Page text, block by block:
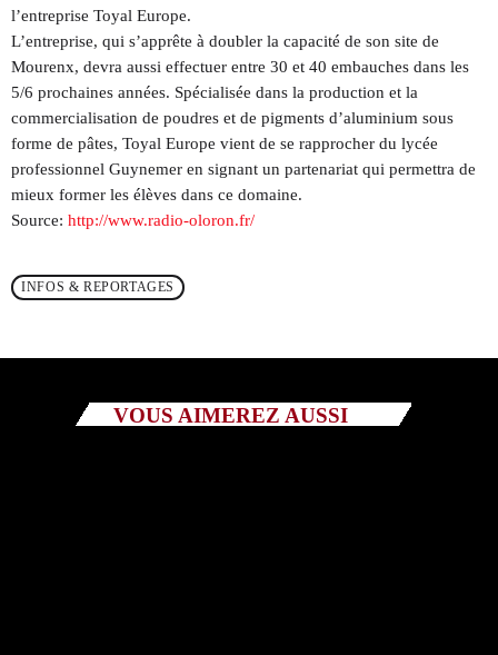
octobre 2025
septembre 2025
août 2025
Catégories
Non catégorisé
l’entreprise Toyal Europe.
L’entreprise, qui s’apprête à doubler la capacité de son site de
Mourenx, devra aussi effectuer entre 30 et 40 embauches dans les
5/6 prochaines années. Spécialisée dans la production et la
commercialisation de poudres et de pigments d’aluminium sous
forme de pâtes, Toyal Europe vient de se rapprocher du lycée
professionnel Guynemer en signant un partenariat qui permettra de
mieux former les élèves dans ce domaine.
Source: http://www.radio-oloron.fr/
INFOS & REPORTAGES
VOUS AIMEREZ AUSSI